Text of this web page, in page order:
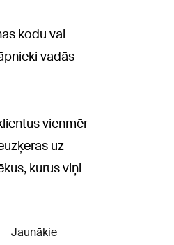
kodu vai
vadās
vienmēr
uz
kurus viņi
Jaunākie